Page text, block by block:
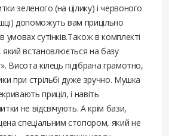
зеленого (на цілику) і червоного
допоможуть вам прицільно
умовах сутінків.Також в комплекті
який встановлюється на базу
Висота кілець підібрана грамотно,
при стрільбі дуже зручно. Мушка
приціл, і навіть
не відсвічують. А крім бази,
спеціальним стопором, який не